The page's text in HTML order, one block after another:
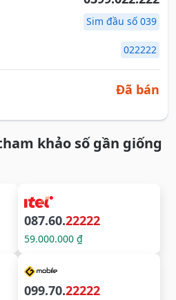
Sim đầu số 039
022222
Đã bán
khảo số gần giống
087.60.22222
59.000.000 ₫
099.70.22222